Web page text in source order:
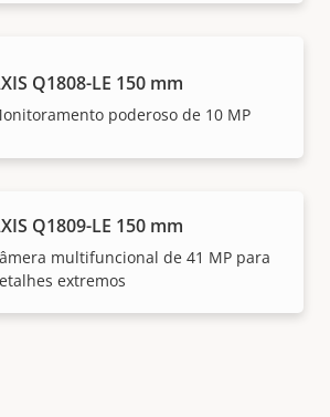
Q1808-LE 150 mm
poderoso de 10 MP
Q1809-LE 150 mm
multifuncional de 41 MP para
extremos